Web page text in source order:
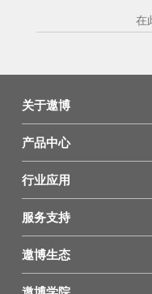
关于遨博
产品中心
行业应用
服务支持
遨博生态